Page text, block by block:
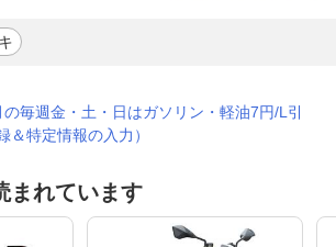
の毎週金・土・日はガソリン・軽油7円/L引
＆特定情報の入力）
まれています